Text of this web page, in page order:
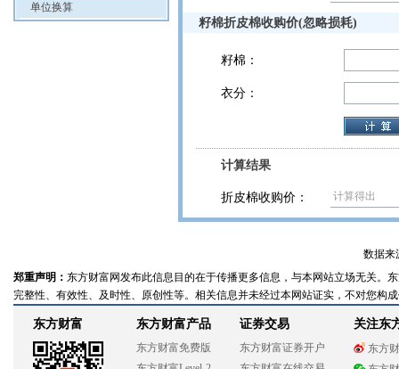
单位换算
籽棉折皮棉收购价(忽略损耗)
籽棉：
衣分：
计算结果
折皮棉收购价：
数据来
郑重声明： 东方财富网发布此信息目的在于传播更多信息，与本网站立场无关。
完整性、有效性、及时性、原创性等。相关信息并未经过本网站证实，不对您构